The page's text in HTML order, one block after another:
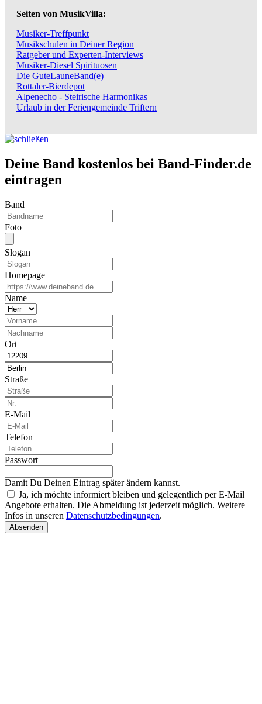
Seiten von MusikVilla:
Musiker-Treffpunkt
Musikschulen in Deiner Region
Ratgeber und Experten-Interviews
Musiker-Diesel Spirituosen
Die GuteLauneBand(e)
Rottaler-Bierdepot
Alpenecho - Steirische Harmonikas
Urlaub in der Feriengemeinde Triftern
Deine Band kostenlos bei Band-Finder.de
eintragen
Band
Foto
Slogan
Homepage
Name
Ort
Straße
E-Mail
Telefon
Passwort
Damit Du Deinen Eintrag später ändern kannst.
Ja, ich möchte informiert bleiben und gelegentlich per E-Mail
Angebote erhalten. Die Abmeldung ist jederzeit möglich. Weitere
Infos in unseren Datenschutzbedingungen.
Absenden